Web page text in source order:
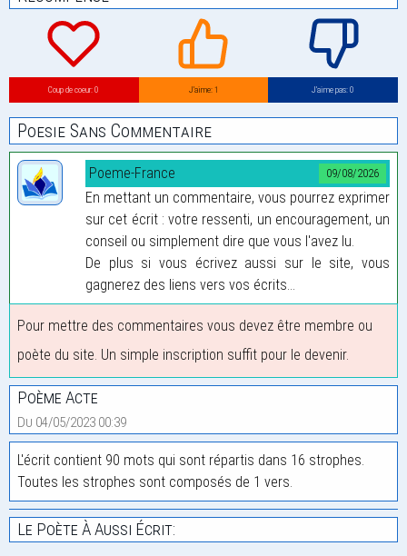
Coup de coeur: 0 J’aime: 1 J’aime pas: 0
Poesie Sans Commentaire
09/08/2026
Poeme-France
En mettant un commentaire, vous pourrez exprimer
sur cet écrit : votre ressenti, un encouragement, un
conseil ou simplement dire que vous l'avez lu.
De plus si vous écrivez aussi sur le site, vous
gagnerez des liens vers vos écrits...
Pour mettre des commentaires vous devez être membre ou
poète du site. Un simple inscription suffit pour le devenir.
Poème Acte
Du 04/05/2023 00:39
L'écrit contient 90 mots qui sont répartis dans 16 strophes.
Toutes les strophes sont composés de 1 vers.
Le Poète À Aussi Écrit: